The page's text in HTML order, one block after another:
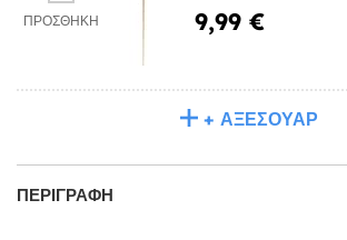
ΠΡΟΣΘΉΚΗ 9,99 €
+ ΑΞΕΣΟΥΆΡ
ΠΕΡΙΓΡΑΦΉ